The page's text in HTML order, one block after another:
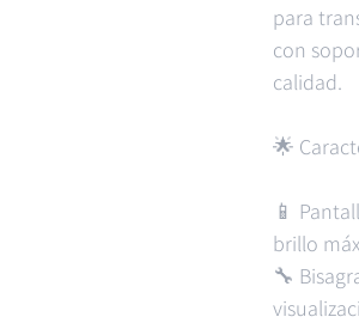
para
con
calidad.
🌟
📱
brillo
🔧